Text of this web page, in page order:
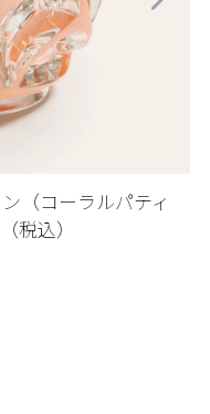
（コーラルパティ
税込）